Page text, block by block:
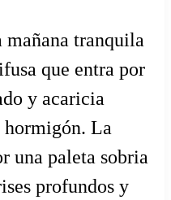
mañana tranquila
que entra por
y acaricia
La
una paleta sobria
profundos y